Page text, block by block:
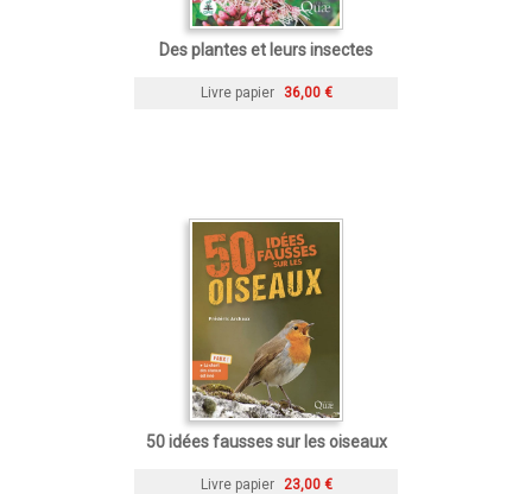
Des plantes et leurs insectes
Livre papier 36,00 €
50 idées fausses sur les oiseaux
Livre papier 23,00 €